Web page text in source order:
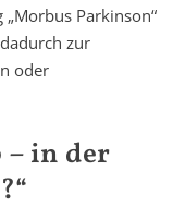
Parkinson“
zur
oder
in der